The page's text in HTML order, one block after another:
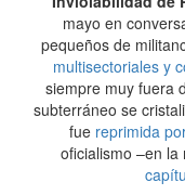
mayo en
pequeños de
multisectoriales y
siempre muy fuera
subterráneo se
fue reprimida
oficialismo –en